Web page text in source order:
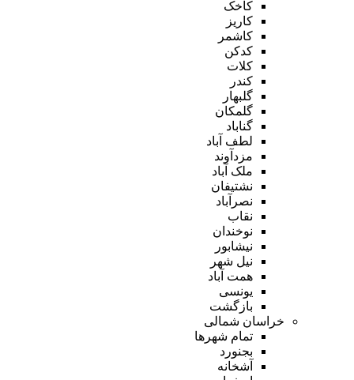
کاخک
کاریز
کاشمر
کدکن
کلات
کندر
گلبهار
گلمکان
گناباد
لطف آباد
مزدآوند
ملک آباد
نشتیفان
نصرآباد
نقاب
نوخندان
نیشابور
نیل شهر
همت آباد
یونسی
بازگشت
خراسان شمالی
تمام شهر‌ها
بجنورد
آشخانه